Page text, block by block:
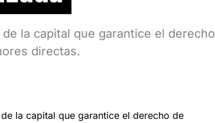
la capital que garantice el derecho
directas.
de la capital que garantice el derecho de